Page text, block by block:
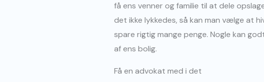
få ens venner og familie til at dele
det ikke lykkedes, så kan man vælge at
spare rigtig mange penge. Nogle kan
af ens bolig.
Få en advokat med i det